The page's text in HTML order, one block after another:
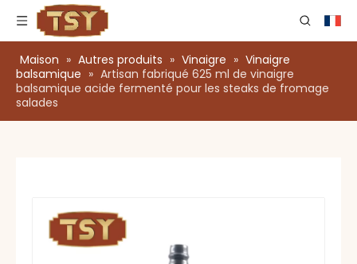
Maison » Autres produits » Vinaigre » Vinaigre
balsamique » Artisan fabriqué 625 ml de vinaigre
balsamique acide fermenté pour les steaks de fromage
salades